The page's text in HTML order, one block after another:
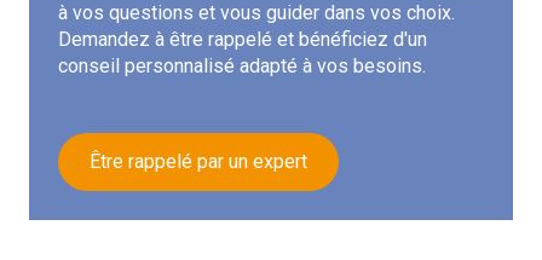
à vos questions et vous guider dans vos choix.
Demandez à être rappelé et bénéficiez d'un
conseil personnalisé adapté à vos besoins.
Être rappelé par un expert